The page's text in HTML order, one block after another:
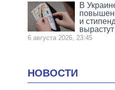
В
и
6 августа 2026, 23:45
НОВОСТИ